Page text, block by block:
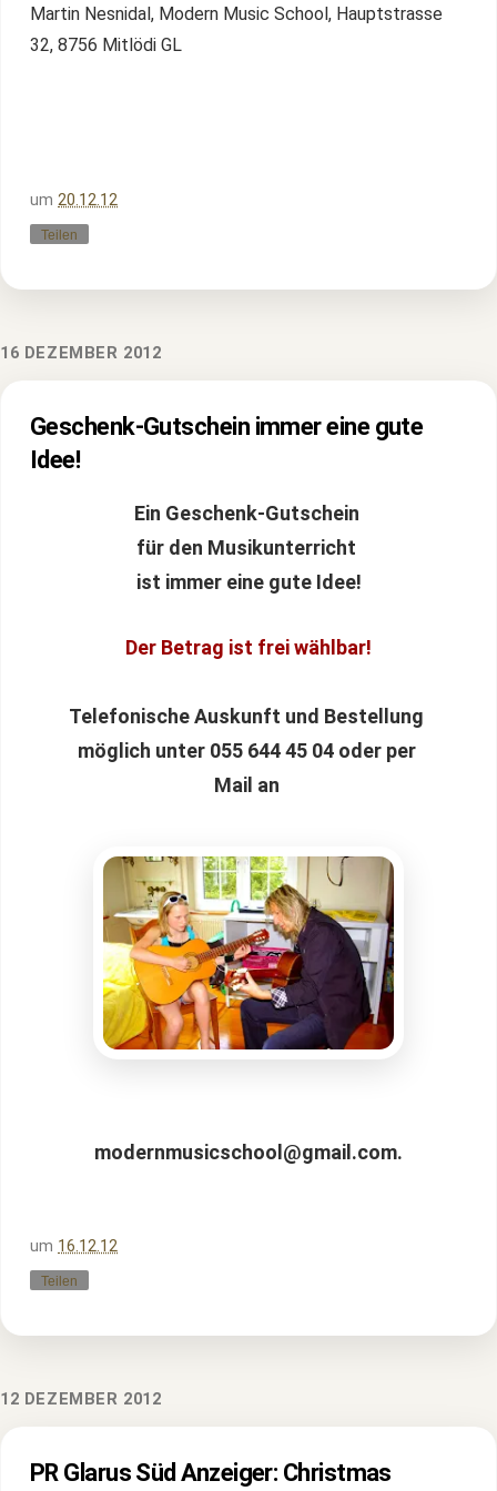
Martin Nesnidal, Modern Music School, Hauptstrasse
32, 8756 Mitlödi GL
um 20.12.12
Teilen
16 DEZEMBER 2012
Geschenk-Gutschein immer eine gute
Idee!
Ein Geschenk-Gutschein
für den Musikunterricht
ist immer eine gute Idee!
Der Betrag ist frei wählbar!
Telefonische Auskunft und Bestellung
möglich unter 055 644 45 04 oder per
Mail an
modernmusicschool@gmail.com.
um 16.12.12
Teilen
12 DEZEMBER 2012
PR Glarus Süd Anzeiger: Christmas